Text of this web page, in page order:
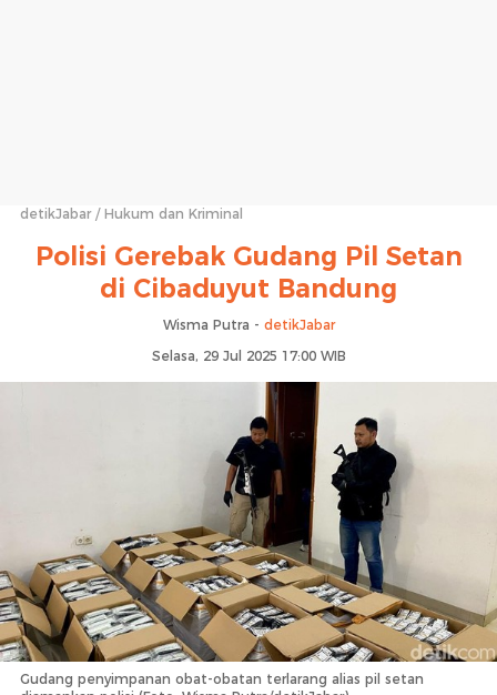
detikJabar Hukum dan Kriminal
Polisi Gerebak Gudang Pil Setan
di Cibaduyut Bandung
Wisma Putra - detikJabar
Selasa, 29 Jul 2025 17:00 WIB
Gudang penyimpanan obat-obatan terlarang alias pil setan